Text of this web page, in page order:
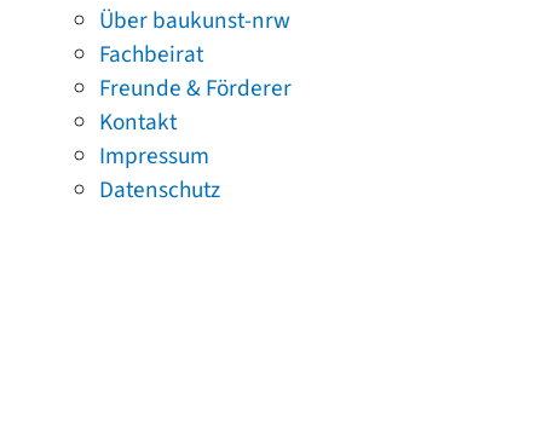
Über baukunst-nrw
Fachbeirat
Freunde & Förderer
Kontakt
Impressum
Datenschutz